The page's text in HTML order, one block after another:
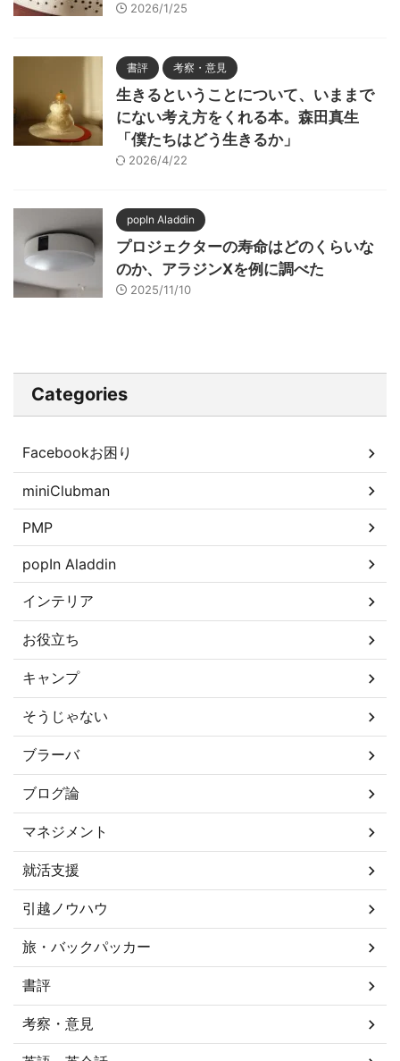
2026/1/25
書評 考察・意見
生きるということについて、いままで
にない考え方をくれる本。森田真生
「僕たちはどう生きるか」
2026/4/22
popIn Aladdin
プロジェクターの寿命はどのくらいな
のか、アラジンXを例に調べた
2025/11/10
Categories
Facebookお困り
miniClubman
PMP
popIn Aladdin
インテリア
お役立ち
キャンプ
そうじゃない
ブラーバ
ブログ論
マネジメント
就活支援
引越ノウハウ
旅・バックパッカー
書評
考察・意見